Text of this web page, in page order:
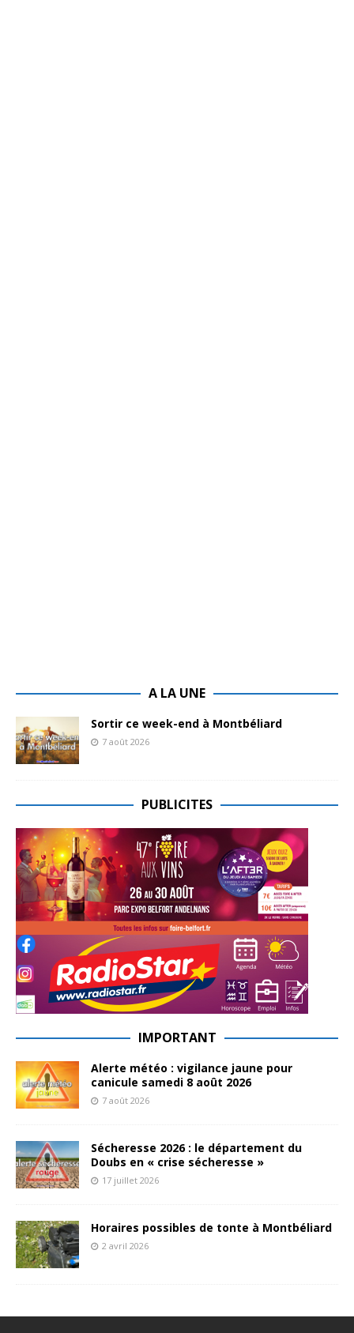
A LA UNE
Sortir ce week-end à Montbéliard
7 août 2026
PUBLICITES
IMPORTANT
Alerte météo : vigilance jaune pour
canicule samedi 8 août 2026
7 août 2026
Sécheresse 2026 : le département du
Doubs en « crise sécheresse »
17 juillet 2026
Horaires possibles de tonte à Montbéliard
2 avril 2026